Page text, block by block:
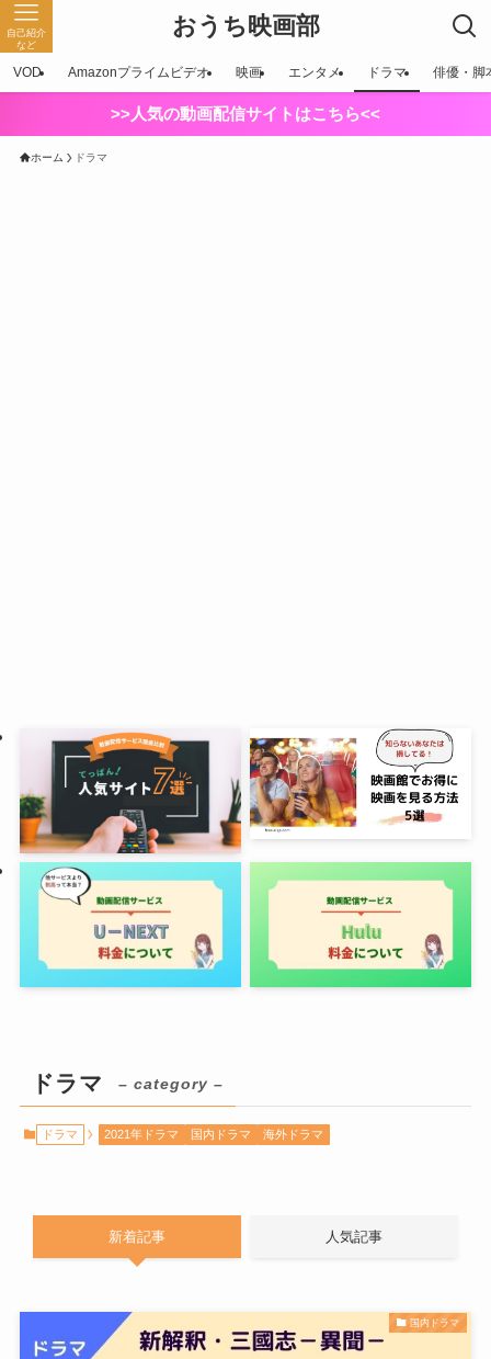
おうち映画部
自己紹介
など
VOD Amazonプライムビデオ 映画 エンタメ ドラマ 俳優・脚
>>人気の動画配信サイトはこちら<<
ホーム ドラマ
ドラマ – category –
ドラマ 2021年ドラマ 国内ドラマ 海外ドラマ
新着記事 人気記事
国内ドラマ